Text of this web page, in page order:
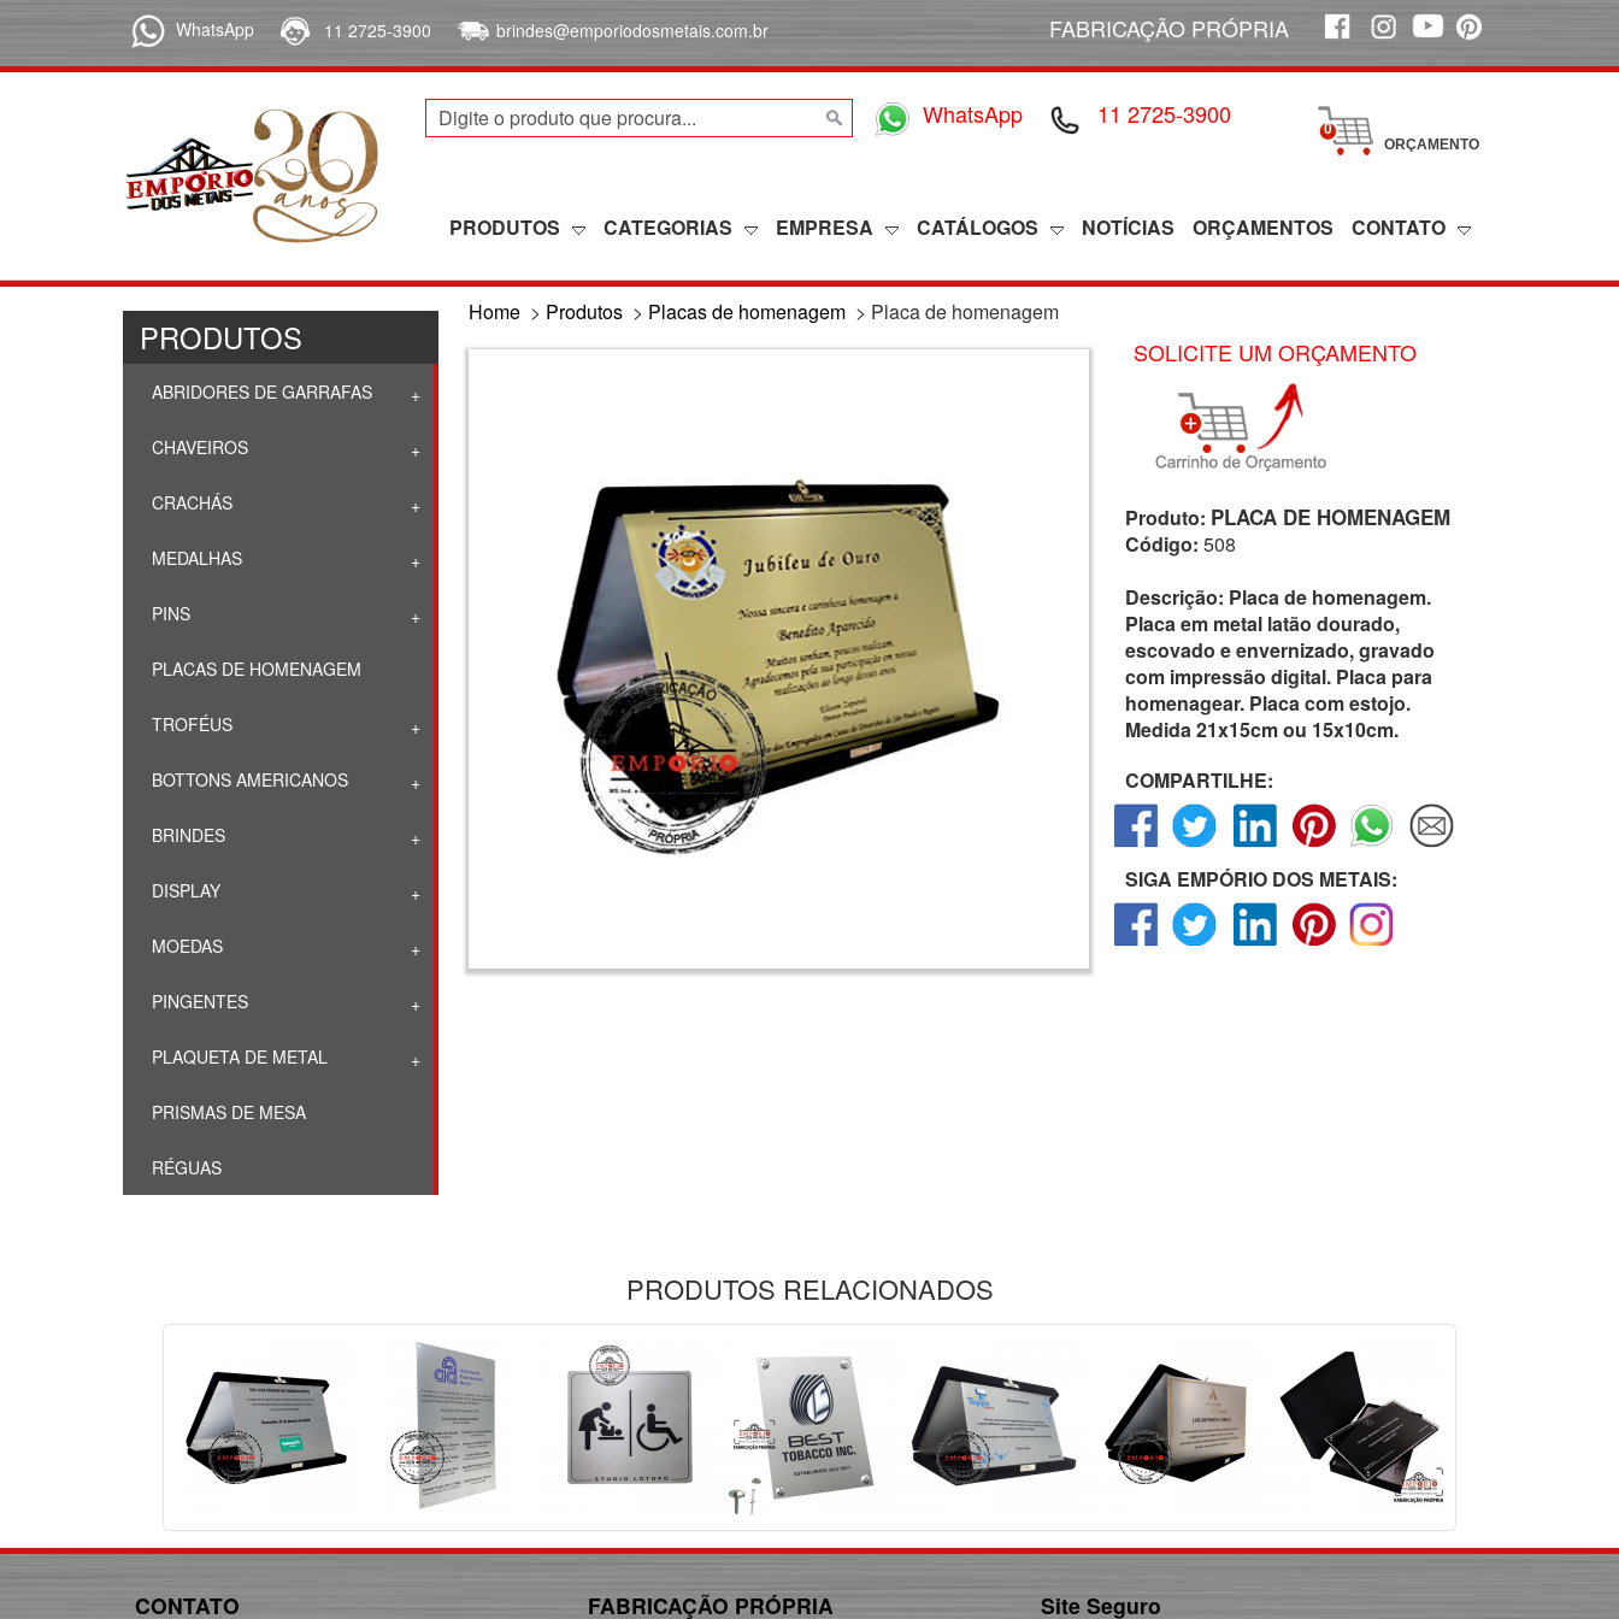
WhatsApp 11 2725-3900 brindes@emporiodosmetais.com.br FABRICAÇÃO PRÓPRIA
0
ORÇAMENTO
WhatsApp 11 2725-3900
PRODUTOS CATEGORIAS EMPRESA CATÁLOGOS NOTÍCIAS ORÇAMENTOS CONTATO
PRODUTOS
ABRIDORES DE GARRAFAS
CHAVEIROS
CRACHÁS
MEDALHAS
PINS
PLACAS DE HOMENAGEM
TROFÉUS
BOTTONS AMERICANOS
BRINDES
DISPLAY
MOEDAS
PINGENTES
PLAQUETA DE METAL
PRISMAS DE MESA
RÉGUAS
Home > Produtos > Placas de homenagem > Placa de homenagem
SOLICITE UM ORÇAMENTO
Produto: PLACA DE HOMENAGEM
Código: 508
Descrição: Placa de homenagem.
Placa em metal latão dourado,
escovado e envernizado, gravado
com impressão digital. Placa para
homenagear. Placa com estojo.
Medida 21x15cm ou 15x10cm.
COMPARTILHE:
SIGA EMPÓRIO DOS METAIS:
PRODUTOS RELACIONADOS
CONTATO FABRICAÇÃO PRÓPRIA Site Seguro